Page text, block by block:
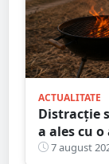
ACTUALITATE
Distracție
a ales cu
7 august